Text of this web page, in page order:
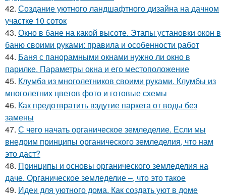
42. Создание уютного ландшафтного дизайна на дачном
участке 10 соток
43. Окно в бане на какой высоте. Этапы установки окон в
баню своими руками: правила и особенности работ
44. Баня с панорамными окнами нужно ли окно в
парилке. Параметры окна и его местоположение
45. Клумба из многолетников своими руками. Клумбы из
многолетних цветов фото и готовые схемы
46. Как предотвратить вздутие паркета от воды без
замены
47. С чего начать органическое земледелие. Если мы
внедрим принципы органического земледелия, что нам
это даст?
48. Принципы и основы органического земледелия на
даче. Органическое земледелие –, что это такое
49. Идеи для уютного дома. Как создать уют в доме